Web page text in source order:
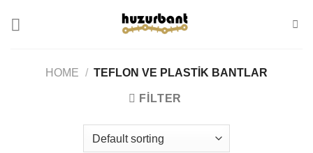
HOME / TEFLON VE PLASTIK BANTLAR
FILTER